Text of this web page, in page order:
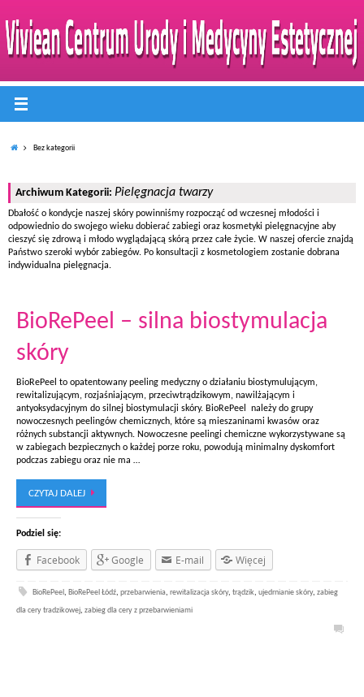
Bez kategorii
Archiwum Kategorii: Pielęgnacja twarzy
Dbałość o kondycje naszej skóry powinniśmy rozpocząć od wczesnej młodości i
odpowiednio do swojego wieku dobierać zabiegi oraz kosmetyki pielęgnacyjne aby
cieszyć się zdrową i młodo wyglądającą skórą przez całe życie. W naszej ofercie znajdą
Państwo szeroki wybór zabiegów. Po konsultacji z kosmetologiem zostanie dobrana
indywidualna pielęgnacja.
BioRePeel – silna biostymulacja
skóry
BioRePeel to opatentowany peeling medyczny o działaniu biostymulującym,
rewitalizującym, rozjaśniającym, przeciwtrądzikowym, nawilżającym i
antyoksydacyjnym do silnej biostymulacji skóry. BioRePeel należy do grupy
nowoczesnych peelingów chemicznych, które są mieszaninami kwasów oraz
różnych substancji aktywnych. Nowoczesne peelingi chemiczne wykorzystywane są
w zabiegach bezpiecznych o każdej porze roku, powodują minimalny dyskomfort
podczas zabiegu oraz nie ma …
CZYTAJ DALEJ
Podziel się:
Facebook Google E-mail Więcej
BioRePeel,BioRePeel Łódź,przebarwienia,rewitalizacja skóry,trądzik,ujedrnianie skóry,zabieg
dla cery tradzikowej, zabieg dla cery z przebarwieniami